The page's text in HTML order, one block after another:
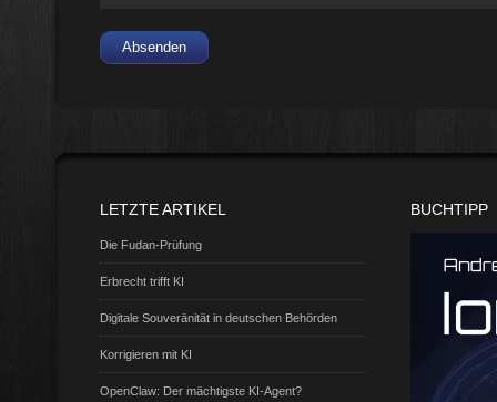
Absenden
LETZTE ARTIKEL
Die Fudan-Prüfung
Erbrecht trifft KI
Digitale Souveränität in deutschen Behörden
Korrigieren mit KI
OpenClaw: Der mächtigste KI-Agent?
BUCHTIPP